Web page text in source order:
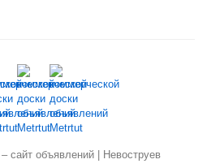
сайт объявлений | Невоструев